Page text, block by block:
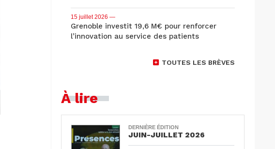
15 juillet 2026 —
Grenoble investit 19,6 M€ pour renforcer
l’innovation au service des patients
TOUTES LES BRÈVES
À lire
DERNIÈRE ÉDITION
JUIN-JUILLET 2026